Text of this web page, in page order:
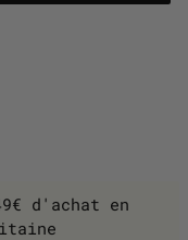
d'achat en